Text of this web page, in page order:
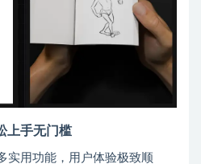
上手无门槛
实用功能，用户体验极致顺